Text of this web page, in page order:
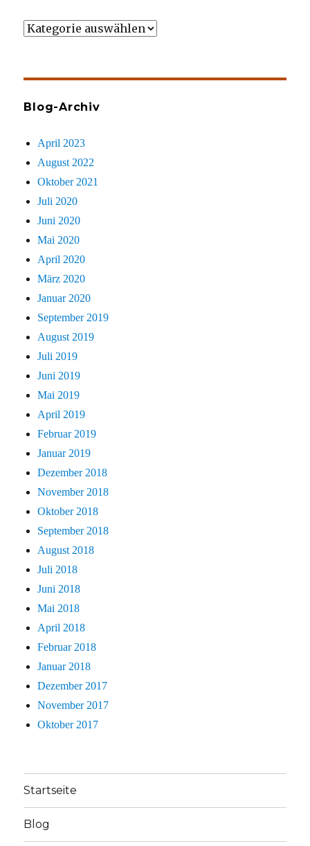
Wer
Blog-Archiv
April 2023
August 2022
Oktober 2021
Juli 2020
Juni 2020
Mai 2020
April 2020
März 2020
Januar 2020
September 2019
August 2019
Juli 2019
Juni 2019
Mai 2019
April 2019
Februar 2019
Januar 2019
Dezember 2018
November 2018
Oktober 2018
September 2018
August 2018
Juli 2018
Juni 2018
Mai 2018
April 2018
Februar 2018
Januar 2018
Dezember 2017
November 2017
Oktober 2017
Startseite
Blog